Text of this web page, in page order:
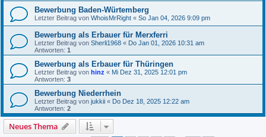
Bewerbung Baden-Würtemberg
Letzter Beitrag von WhoisMrRight « So Jan 04, 2026 9:09 pm
Bewerbung als Erbauer für Merxferri
Letzter Beitrag von Sherli1968 « Do Jan 01, 2026 10:31 am
Antworten: 1
Bewerbung als Erbauer für Thüringen
Letzter Beitrag von hinz « Mi Dez 31, 2025 12:01 pm
Antworten: 3
Bewerbung Niederrhein
Letzter Beitrag von jukkii « Do Dez 18, 2025 12:22 am
Antworten: 2
Neues Thema